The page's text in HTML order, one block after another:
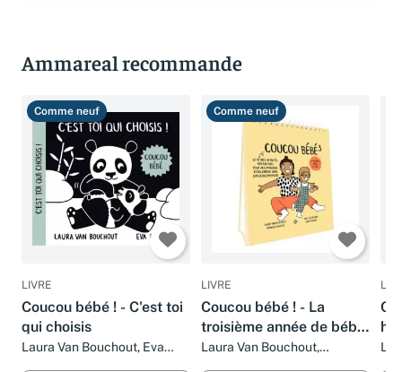
Ammareal recommande
Comme neuf
LIVRE
Coucou bébé ! - C'est toi
qui choisis
Laura Van Bouchout, Eva
Comme neuf
LIVRE
Coucou bébé ! - La
troisième année de bébé
!Laura Van Bouchout,